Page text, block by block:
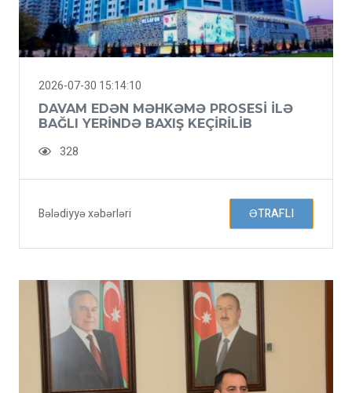
2026-07-30 15:14:10
DAVAM EDƏN MƏHKƏMƏ PROSESI ILƏ
BAĞLI YERINDƏ BAXIŞ KEÇIRILIB
328
Bələdiyyə xəbərləri ƏTRAFLI